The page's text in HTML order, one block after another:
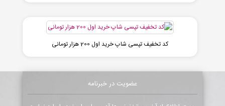
کد تخفیف تپسی شاپ خرید اول 200 هزار تومانی
عضویت در خبرنامه